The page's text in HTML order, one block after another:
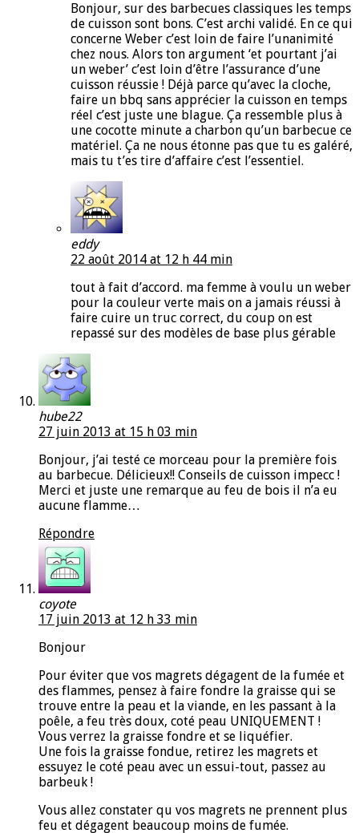
Bonjour, sur des barbecues classiques les temps
de cuisson sont bons. C’est archi validé. En ce qui
concerne Weber c’est loin de faire l’unanimité
chez nous. Alors ton argument ‘et pourtant j’ai
un weber’ c’est loin d’être l’assurance d’une
cuisson réussie ! Déjà parce qu’avec la cloche,
faire un bbq sans apprécier la cuisson en temps
réel c’est juste une blague. Ça ressemble plus à
une cocotte minute a charbon qu’un barbecue ce
matériel. Ça ne nous étonne pas que tu es galéré,
mais tu t’es tire d’affaire c’est l’essentiel.
eddy
22 août 2014 at 12 h 44 min
tout à fait d’accord. ma femme à voulu un weber
pour la couleur verte mais on a jamais réussi à
faire cuire un truc correct, du coup on est
repassé sur des modèles de base plus gérable
hube22
27 juin 2013 at 15 h 03 min
Bonjour, j’ai testé ce morceau pour la première fois
au barbecue. Délicieux!! Conseils de cuisson impecc !
Merci et juste une remarque au feu de bois il n’a eu
aucune flamme…
Répondre
coyote
17 juin 2013 at 12 h 33 min
Bonjour
Pour éviter que vos magrets dégagent de la fumée et
des flammes, pensez à faire fondre la graisse qui se
trouve entre la peau et la viande, en les passant à la
poêle, a feu très doux, coté peau UNIQUEMENT !
Vous verrez la graisse fondre et se liquéfier.
Une fois la graisse fondue, retirez les magrets et
essuyez le coté peau avec un essui-tout, passez au
barbeuk !
Vous allez constater qu vos magrets ne prennent plus
feu et dégagent beaucoup moins de fumée.